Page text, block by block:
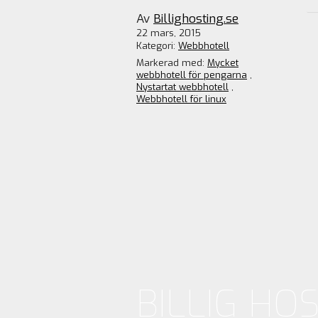
Av Billighosting.se
22 mars, 2015
Kategori: Webbhotell
Markerad med: Mycket
webbhotell för pengarna ,
Nystartat webbhotell ,
Webbhotell för linux